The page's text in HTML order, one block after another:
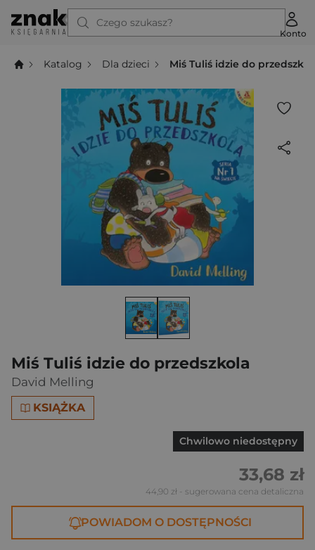
Czego szukasz?
Konto
Katalog Dla dzieci Miś Tuliś idzie do
Miś Tuliś idzie do przedszkola
David Melling
KSIĄŻKA
Chwilowo niedostępny
33,68 zł
44,90 zł - sugerowana cena detaliczna
POWIADOM O DOSTĘPNOŚCI